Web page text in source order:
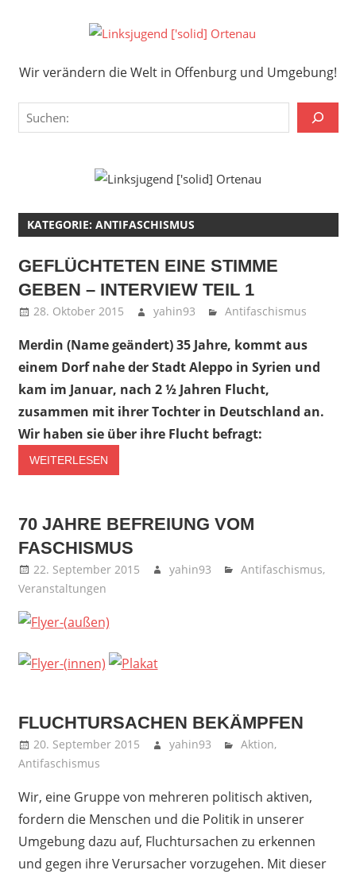
Wir verändern die Welt in Offenburg und Umgebung!
KATEGORIE: ANTIFASCHISMUS
GEFLÜCHTETEN EINE STIMME
GEBEN – INTERVIEW TEIL 1
28. Oktober 2015 yahin93 Antifaschismus
Merdin (Name geändert) 35 Jahre, kommt aus
einem Dorf nahe der Stadt Aleppo in Syrien und
kam im Januar, nach 2 ½ Jahren Flucht,
zusammen mit ihrer Tochter in Deutschland an.
Wir haben sie über ihre Flucht befragt:
WEITERLESEN
70 JAHRE BEFREIUNG VOM
FASCHISMUS
22. September 2015 yahin93 Antifaschismus,
Veranstaltungen
FLUCHTURSACHEN BEKÄMPFEN
20. September 2015 yahin93 Aktion,
Antifaschismus
Wir, eine Gruppe von mehreren politisch aktiven,
fordern die Menschen und die Politik in unserer
Umgebung dazu auf, Fluchtursachen zu erkennen
und gegen ihre Verursacher vorzugehen. Mit dieser